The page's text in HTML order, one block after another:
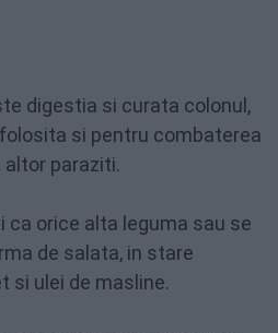
digestia si curata colonul,
si pentru combaterea
paraziti.
ca orice alta leguma sau se
de salata, in stare
si ulei de masline.